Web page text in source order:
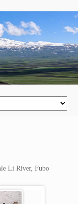
Li River, Fubo